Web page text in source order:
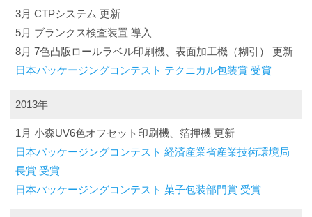
3月 CTPシステム 更新
5月 ブランクス検査装置 導入
8月 7色凸版ロールラベル印刷機、表面加工機（糊引） 更新
日本パッケージングコンテスト テクニカル包装賞 受賞
2013年
1月 小森UV6色オフセット印刷機、箔押機 更新
日本パッケージングコンテスト 経済産業省産業技術環境局
長賞 受賞
日本パッケージングコンテスト 菓子包装部門賞 受賞